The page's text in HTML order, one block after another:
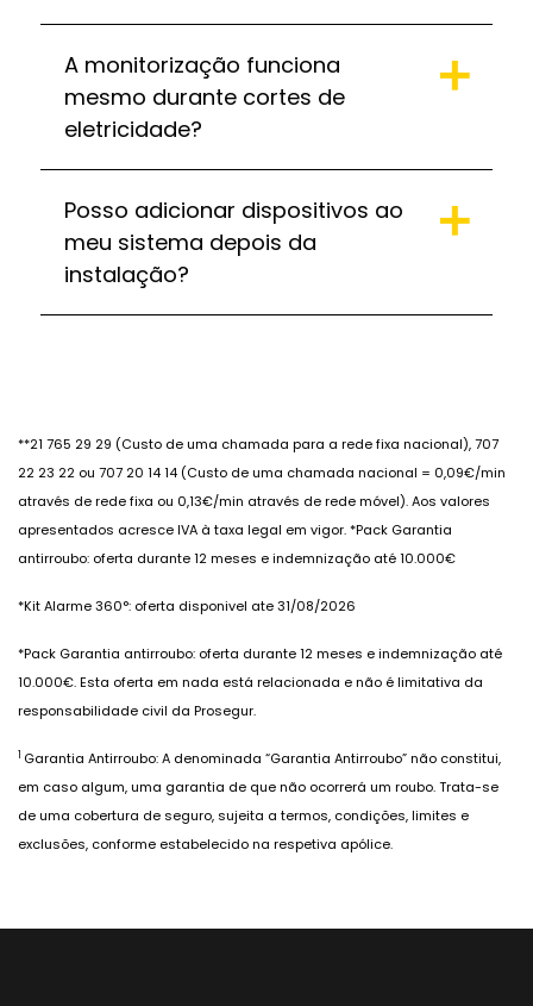
A monitorização funciona
mesmo durante cortes de
eletricidade?
Posso adicionar dispositivos ao
meu sistema depois da
instalação?
**21 765 29 29 (Custo de uma chamada para a rede fixa nacional), 707
22 23 22 ou 707 20 14 14 (Custo de uma chamada nacional = 0,09€/min
através de rede fixa ou 0,13€/min através de rede móvel). Aos valores
apresentados acresce IVA à taxa legal em vigor. *Pack Garantia
antirroubo: oferta durante 12 meses e indemnização até 10.000€
*Kit Alarme 360°: oferta disponivel ate 31/08/2026
*Pack Garantia antirroubo: oferta durante 12 meses e indemnização até
10.000€. Esta oferta em nada está relacionada e não é limitativa da
responsabilidade civil da Prosegur.
1 Garantia Antirroubo: A denominada “Garantia Antirroubo” não constitui,
em caso algum, uma garantia de que não ocorrerá um roubo. Trata-se
de uma cobertura de seguro, sujeita a termos, condições, limites e
exclusões, conforme estabelecido na respetiva apólice.